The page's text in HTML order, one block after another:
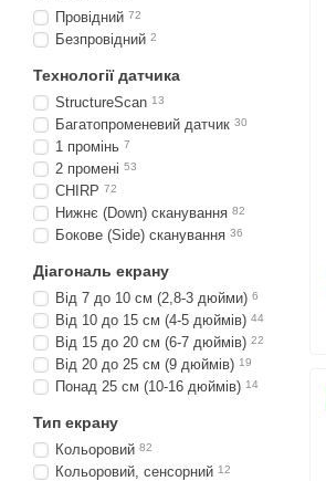
Провідний 72
Безпровідний 2
Технології датчика
StructureScan 13
Багатопроменевий датчик 30
1 промінь 7
2 промені 53
CHIRP 72
Нижнє (Down) сканування 82
Бокове (Side) сканування 36
Діагональ екрану
Від 7 до 10 см (2,8-3 дюйми) 6
Від 10 до 15 см (4-5 дюймів) 44
Від 15 до 20 см (6-7 дюймів) 22
Від 20 до 25 см (9 дюймів) 19
Понад 25 см (10-16 дюймів) 14
Тип екрану
Кольоровий 82
Кольоровий, сенсорний 12